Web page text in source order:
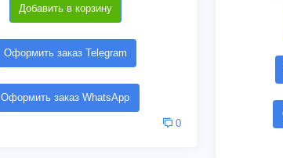
Добавить в корзину
Оформить заказ Telegram
Оформить заказ WhatsApp
0